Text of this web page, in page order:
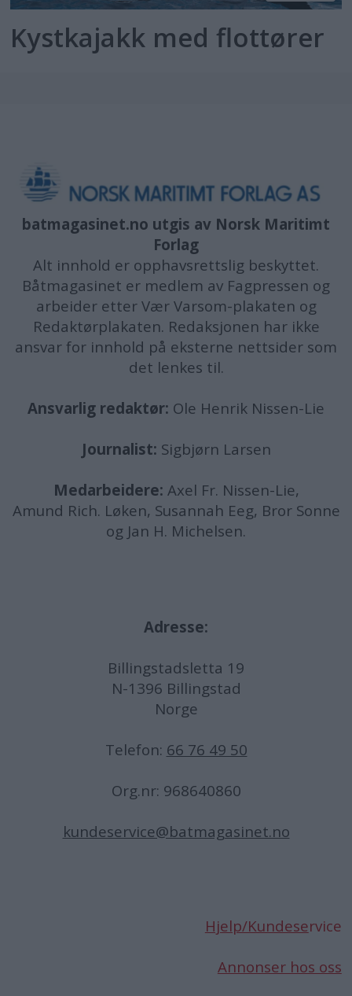
Kystkajakk med flottører
batmagasinet.no utgis av Norsk Maritimt
Forlag
Alt innhold er opphavsrettslig beskyttet.
Båtmagasinet er medlem av Fagpressen og
arbeider etter Vær Varsom-plakaten og
Redaktørplakaten. Redaksjonen har ikke
ansvar for innhold på eksterne nettsider som
det lenkes til.
Ansvarlig redaktør: Ole Henrik Nissen-Lie
Journalist: Sigbjørn Larsen
Medarbeidere: Axel Fr. Nissen-Lie,
Amund Rich. Løken, Susannah Eeg, Bror Sonne
og Jan H. Michelsen.
Adresse:
Billingstadsletta 19
N-1396 Billingstad
Norge
Telefon: 66 76 49 50
Org.nr: 968640860
kundeservice@batmagasinet.no
Hjelp/Kundeservice
Annonser hos oss